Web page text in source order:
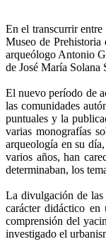
En el transcurrir
Museo de
arqueólogo Antonio
de José María Solana
El nuevo período de
las comunidades
puntuales y la
varias monografías
arqueología en su
varios años, han
determinaban, los
La divulgación de las
carácter didáctico
comprensión del
investigado el